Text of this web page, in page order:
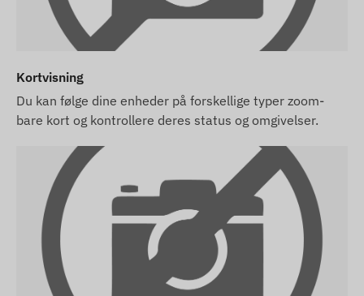
Kortvisning
Du kan følge dine enheder på forskellige typer zoom-
bare kort og kontrollere deres status og omgivelser.